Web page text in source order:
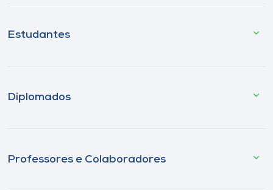
Estudantes
Diplomados
Professores e Colaboradores